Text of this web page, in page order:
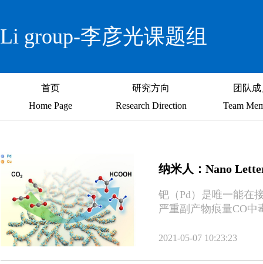
Li group-李彦光课题组
首页
Home Page
研究方向
Research Direction
团队成
Team
纳米人：Nano
钯（Pd）是唯一能在
严重副产物痕量CO
2021-05-07 10:23:23